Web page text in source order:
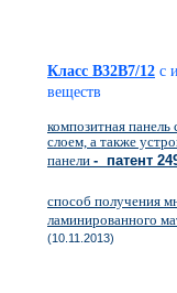
Класс B32B7/12 с
веществ
композитная
слоем, а также
панели - патент
способ получения
ламинированного
(10.11.2013)